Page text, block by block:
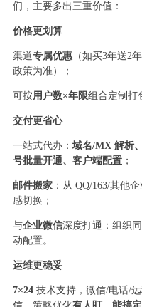
们，主要多出三重价值：
价格更划算
渠道专属优惠（如买3年送2
政策为准）；
可按用户数×年限组合定制打
交付更省心
一站式代办： 域名/MX 解析
号批量开通、客户端配置；
邮件搬家：从 QQ/163/其他
感切换；
与企业微信深度打通：组织
动配置。
运维更稳妥
7×24技术支持，微信/电话/